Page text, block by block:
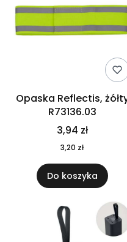
Opaska Reflectis,
R73136.03
3,94 zł
3,20 zł
Do koszyka